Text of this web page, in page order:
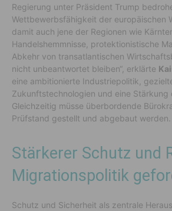
Regierung unter Präsident Trump
Wettbewerbsfähigkeit der europäischen
damit auch jene der Regionen wie
Handelshemmnisse, protektionistische
Abkehr von transatlantischen
nicht unbeantwortet bleiben“, erklärte
eine ambitionierte Industriepolitik,
Zukunftstechnologien und eine Stärkung
Gleichzeitig müsse überbordende
Prüfstand gestellt und abgebaut werden.
Stärkerer Schutz und
Migrationspolitik
Schutz und Sicherheit als zentrale